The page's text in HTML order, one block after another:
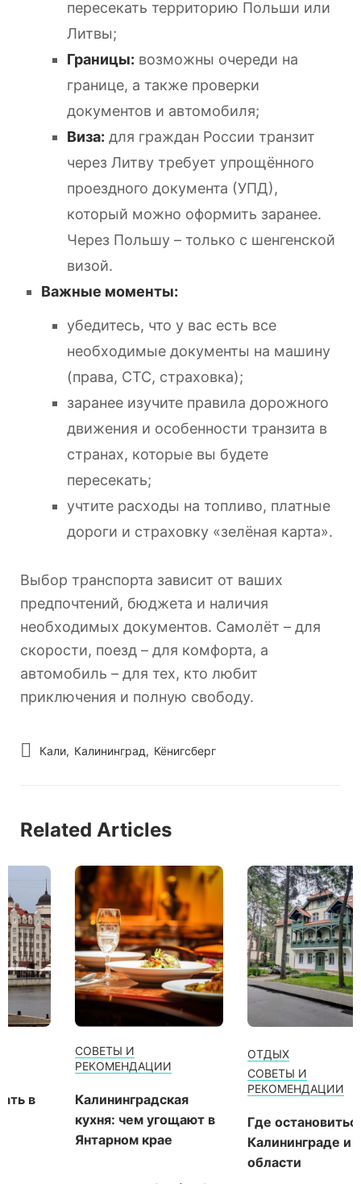
пересекать территорию Польши или
Литвы;
Границы: возможны очереди на
границе, а также проверки
документов и автомобиля;
Виза: для граждан России транзит
через Литву требует упрощённого
проездного документа (УПД),
который можно оформить заранее.
Через Польшу – только с шенгенской
визой.
Важные моменты:
убедитесь, что у вас есть все
необходимые документы на машину
(права, СТС, страховка);
заранее изучите правила дорожного
движения и особенности транзита в
странах, которые вы будете
пересекать;
учтите расходы на топливо, платные
дороги и страховку «зелёная карта».
Выбор транспорта зависит от ваших
предпочтений, бюджета и наличия
необходимых документов. Самолёт – для
скорости, поезд – для комфорта, а
автомобиль – для тех, кто любит
приключения и полную свободу.
Кали Калининград Кёнигсберг
Related Articles
СОВЕТЫ И
РЕКОМЕНДАЦИИ
Калининградская
кухня: чем угощают в
Янтарном крае
СОВЕТЫ И
РЕКОМЕНДАЦИИ
Где остановиться в
Калининграде и